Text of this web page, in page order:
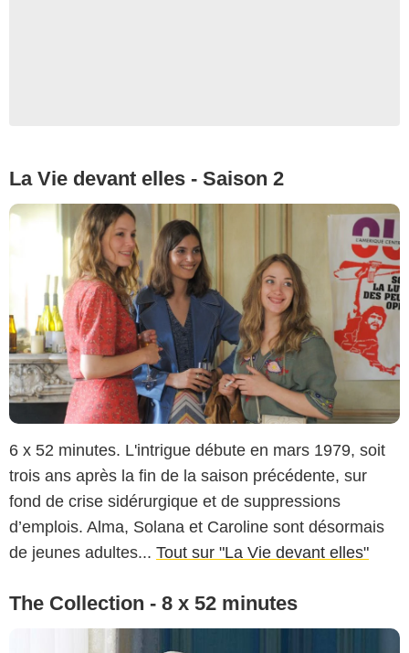
La Vie devant elles - Saison 2
6 x 52 minutes. L'intrigue débute en mars 1979, soit
trois ans après la fin de la saison précédente, sur
fond de crise sidérurgique et de suppressions
d’emplois. Alma, Solana et Caroline sont désormais
de jeunes adultes... Tout sur "La Vie devant elles"
The Collection - 8 x 52 minutes